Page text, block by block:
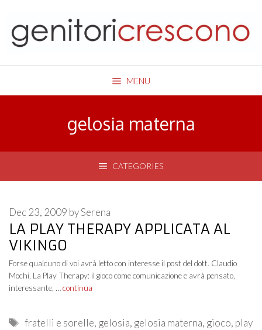
content
MENU
gelosia materna
CATEGORIES
LA PLAY THERAPY APPLICATA AL
VIKINGO
Dec 23, 2009 bySerena
Forse qualcuno di voi avrà letto con interesse il post del dott. Claudio
Mochi, La Play Therapy: il gioco come comunicazione e avrà pensato,
interessante, …continua
Tags
fratelli e sorelle, gelosia, gelosia materna, gioco, play